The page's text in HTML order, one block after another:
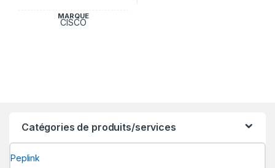
MARQUE
CISCO
Catégories de produits/services
Peplink